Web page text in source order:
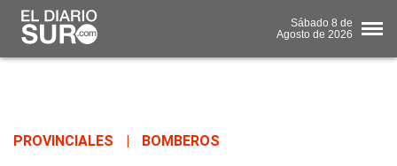
Sábado 8 de
Agosto de 2026
PROVINCIALES BOMBEROS